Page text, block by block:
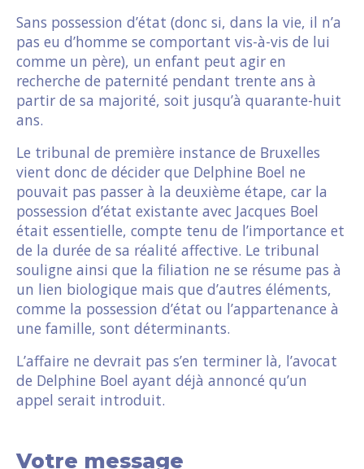
Sans possession d’état (donc si, dans la vie, il n’a
pas eu d’homme se comportant vis-à-vis de lui
comme un père), un enfant peut agir en
recherche de paternité pendant trente ans à
partir de sa majorité, soit jusqu’à quarante-huit
ans.
Le tribunal de première instance de Bruxelles
vient donc de décider que Delphine Boel ne
pouvait pas passer à la deuxième étape, car la
possession d’état existante avec Jacques Boel
était essentielle, compte tenu de l’importance et
de la durée de sa réalité affective. Le tribunal
souligne ainsi que la filiation ne se résume pas à
un lien biologique mais que d’autres éléments,
comme la possession d’état ou l’appartenance à
une famille, sont déterminants.
L’affaire ne devrait pas s’en terminer là, l’avocat
de Delphine Boel ayant déjà annoncé qu’un
appel serait introduit.
Votre message